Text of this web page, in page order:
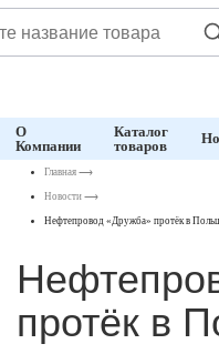
О
Компании
Каталог
товаров
Главная ⟶
Новости ⟶
Нефтепровод «Дружба» протёк в
протёк в